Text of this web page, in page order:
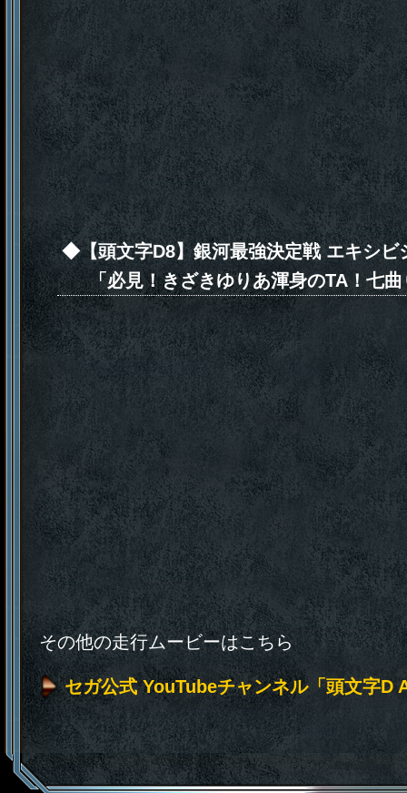
◆【頭文字D8】銀河最強決定戦 エキシビ
「必見！きざきゆりあ渾身のTA！七
その他の走行ムービーはこちら
セガ公式 YouTubeチャンネル「頭文字D